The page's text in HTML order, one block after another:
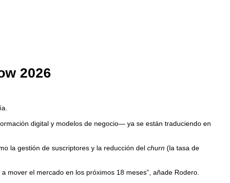
2026
digital y modelos de negocio— ya se están traduciendo en
la gestión de suscriptores y la reducción del churn (la tasa de
mover el mercado en los próximos 18 meses”, añade Rodero.